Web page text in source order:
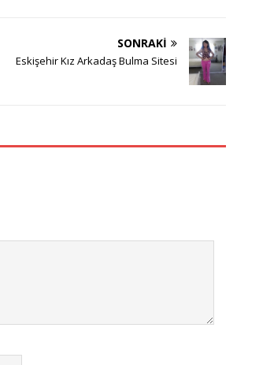
SONRAKI
Eskişehir Kız Arkadaş Bulma Sitesi